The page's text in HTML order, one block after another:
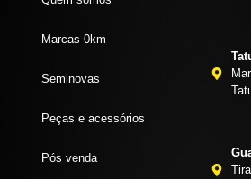
Marcas 0km
Seminovas
Peças e acessórios
Pós venda